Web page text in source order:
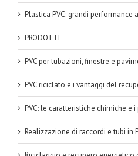
Plastica PVC: grandi performance
PRODOTTI
PVC per tubazioni, finestre e
PVC riciclato e i vantaggi del
PVC: le caratteristiche chimiche e
Realizzazione di raccordi e tubi in